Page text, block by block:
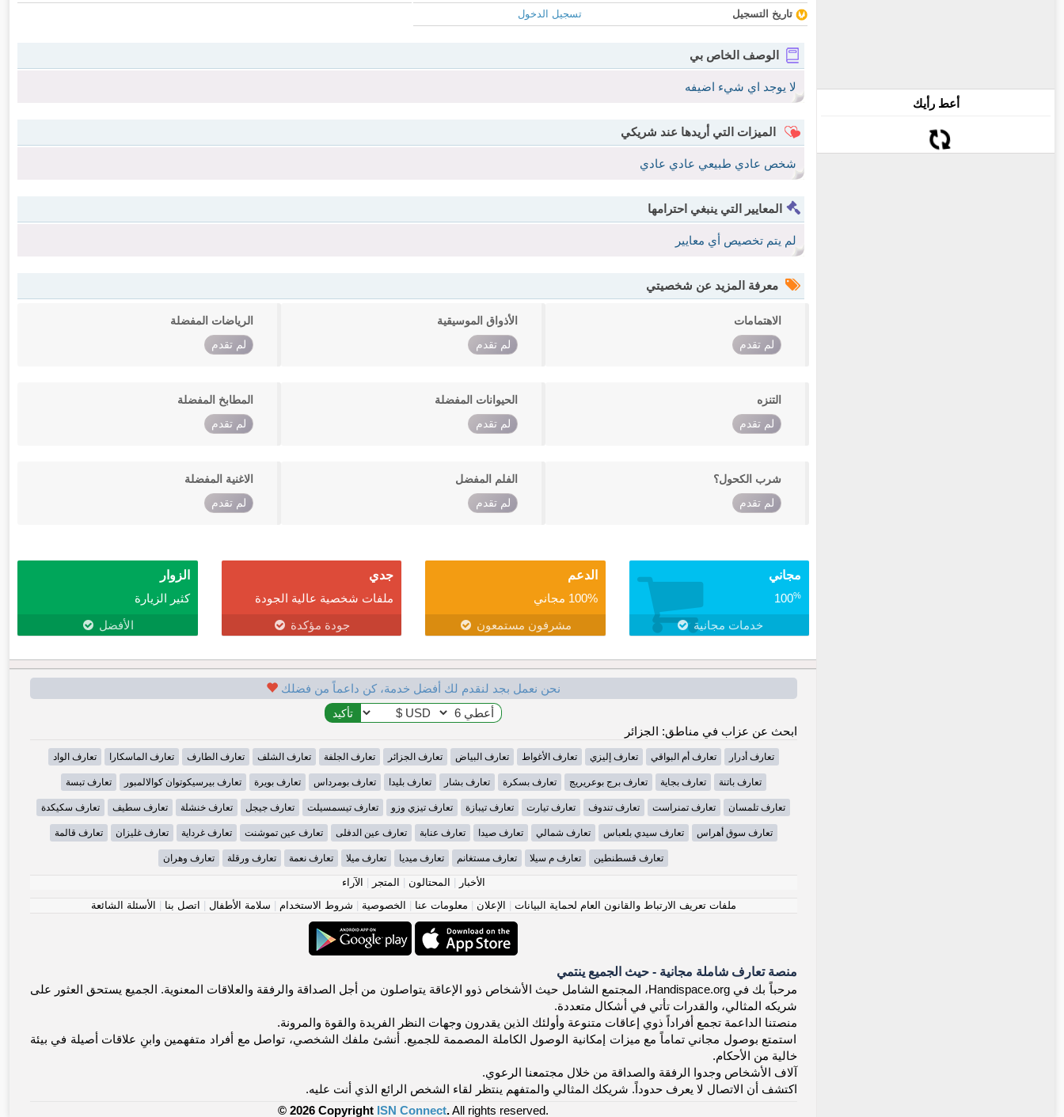
أعط رأيك
تاريخ التسجيل
تسجيل الدخول
الوصف الخاص بي
لا يوجد اي شيء اضيفه
الميزات التي أريدها عند شريكي
شخص عادي طبيعي عادي عادي
المعايير التي ينبغي احترامها
لم يتم تخصيص أي معايير
معرفة المزيد عن شخصيتي
الاهتمامات
لم تقدم
الأذواق الموسيقية
لم تقدم
الرياضات المفضلة
لم تقدم
التنزه
لم تقدم
الحيوانات المفضلة
لم تقدم
المطابخ المفضلة
لم تقدم
شرب الكحول؟
لم تقدم
الفلم المفضل
لم تقدم
الاغنية المفضلة
لم تقدم
مجاني
100%
خدمات مجانية
الدعم
100% مجاني
مشرفون مستمعون
جدي
ملفات شخصية عالية الجودة
جودة مؤكدة
الزوار
كثير الزيارة
الأفضل
نحن نعمل بجد لنقدم لك أفضل خدمة، كن داعماً من فضلك
ابحث عن عزاب في مناطق: الجزائر
تعارف أدرار تعارف أم البواقي تعارف إليزي تعارف الأغواط تعارف البياض تعارف الجزائر تعارف الجلفة تعارف الشلف تعارف الطارف تعارف الماسكارا تعارف الواد
تعارف باتنة تعارف بجاية تعارف برج بوعريريج تعارف بسكرة تعارف بشار تعارف بليدا تعارف بومرداس تعارف بويرة تعارف بيرسيكوتوان كوالالمبور تعارف تبسة
تعارف تلمسان تعارف تمنراست تعارف تندوف تعارف تيارت تعارف تيبازة تعارف تيزي وزو تعارف تيسمسيلت تعارف جيجل تعارف خنشلة تعارف سطيف تعارف سكيكدة
تعارف سوق أهراس تعارف سيدي بلعباس تعارف شمالي تعارف صيدا تعارف عنابة تعارف عين الدفلى تعارف عين تموشنت تعارف غرداية تعارف غليزان تعارف قالمة
تعارف قسطنطين تعارف م سيلا تعارف مستغانم تعارف ميديا تعارف ميلا تعارف نعمة تعارف ورقلة تعارف وهران
الأخبار المحتالون المتجر
الآراء
ملفات تعريف الارتباط والقانون العام لحماية البيانات
الإعلان معلومات عنا الخصوصية شروط الاستخدام سلامة الأطفال اتصل بنا الأسئلة الشائعة
منصة تعارف شاملة مجانية - حيث الجميع ينتمي
مرحباً بك في Handispace.org، المجتمع الشامل حيث الأشخاص ذوو الإعاقة يتواصلون من أجل الصداقة والرفقة والعلاقات المعنوية. الجميع يستحق العثور على
شريكه المثالي، والقدرات تأتي في أشكال متعددة.
منصتنا الداعمة تجمع أفراداً ذوي إعاقات متنوعة وأولئك الذين يقدرون وجهات النظر الفريدة والقوة والمرونة.
استمتع بوصول مجاني تماماً مع ميزات إمكانية الوصول الكاملة المصممة للجميع. أنشئ ملفك الشخصي، تواصل مع أفراد متفهمين وابنِ علاقات أصيلة في بيئة
خالية من الأحكام.
آلاف الأشخاص وجدوا الرفقة والصداقة من خلال مجتمعنا الرعوي.
اكتشف أن الاتصال لا يعرف حدوداً. شريكك المثالي والمتفهم ينتظر لقاء الشخص الرائع الذي أنت عليه.
© 2026 Copyright ISN Connect.All rights reserved.